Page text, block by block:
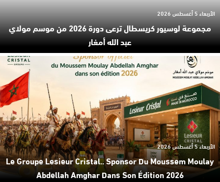
مجموعة لوسيور كريسطال ترعى دورة 2026 من موسم مولاي
عبد الله أمغار
الأربعاء 5 أغسطس 2026
Le Groupe Lesieur Cristal.. Sponsor Du Moussem Moulay
Abdellah Amghar Dans Son Édition 2026
الأربعاء 5 أغسطس 2026